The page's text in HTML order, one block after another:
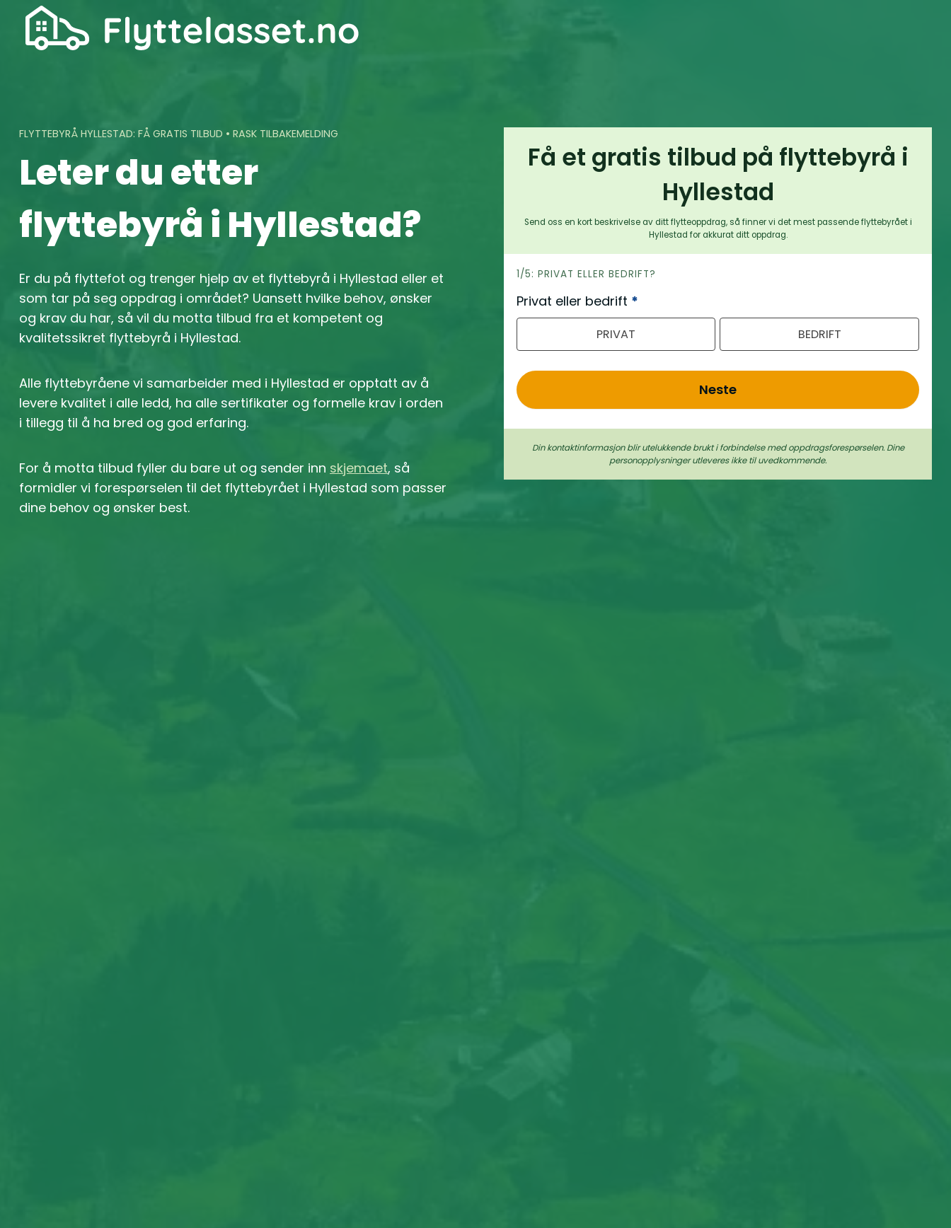
content
FLYTTEBYRÅ HYLLESTAD: FÅ GRATIS TILBUD • RASK TILBAKEMELDING
Leter du etter
flyttebyrå i Hyllestad?
Er du på flyttefot og trenger hjelp av et flyttebyrå i Hyllestad eller et
som tar på seg oppdrag i området? Uansett hvilke behov, ønsker
og krav du har, så vil du motta tilbud fra et kompetent og
kvalitetssikret flyttebyrå i Hyllestad.
Alle flyttebyråene vi samarbeider med i Hyllestad er opptatt av å
levere kvalitet i alle ledd, ha alle sertifikater og formelle krav i orden
i tillegg til å ha bred og god erfaring.
For å motta tilbud fyller du bare ut og sender inn skjemaet, så
formidler vi forespørselen til det flyttebyrået i Hyllestad som passer
dine behov og ønsker best.
Få et gratis tilbud på flyttebyrå i
Hyllestad
Send oss en kort beskrivelse av ditt flytteoppdrag, så finner vi det mest passende flyttebyrået i
Hyllestad for akkurat ditt oppdrag.
h
e
r
1/5: PRIVAT ELLER BEDRIFT?
Privat eller bedrift *
PRIVAT BEDRIFT
Neste
Din kontaktinformasjon blir utelukkende brukt i forbindelse med oppdragsforespørselen. Dine
personopplysninger utleveres ikke til uvedkommende.